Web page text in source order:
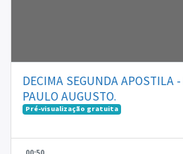
DECIMA SEGUNDA APOSTILA
PAULO AUGUSTO.
Pré-visualização gratuita